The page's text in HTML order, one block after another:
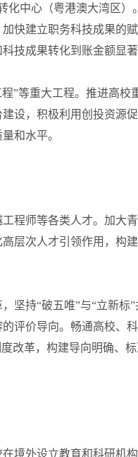
化中心（粤港澳大湾区）
快建立职务科技成果的
技成果转化到账金额显
”等重大工程。推进高校
设，积极利用创投资源
和水平。
程师等各类人才。加大
层次人才引领作用，构
坚持“破五唯”与“立新标”
评价导向。畅通高校、
改革，构建导向明确、
境外设立教育和科研机